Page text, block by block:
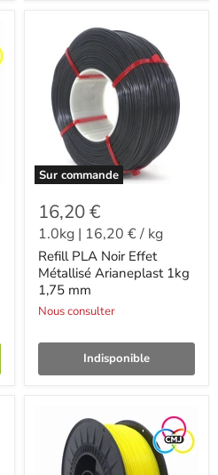
Sur commande
16,20 €
1.0kg | 16,20 €/ kg
Refill PLA Noir Effet
Métallisé Arianeplast 1kg
1,75 mm
Nous consulter
Indisponible